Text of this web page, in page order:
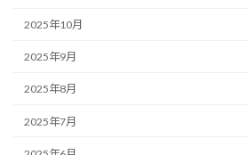
2025年10月
2025年9月
2025年8月
2025年7月